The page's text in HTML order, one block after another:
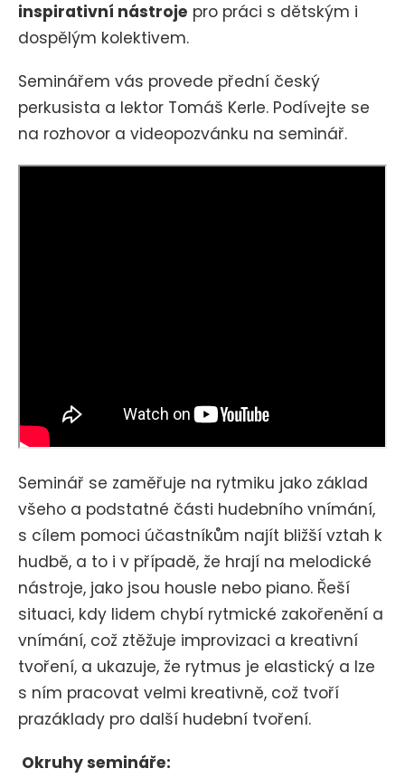
inspirativní nástroje pro práci s dětským i
dospělým kolektivem.
Seminářem vás provede přední český
perkusista a lektor Tomáš Kerle. Podívejte se
na rozhovor a videopozvánku na seminář.
Seminář se zaměřuje na rytmiku jako základ
všeho a podstatné části hudebního vnímání,
s cílem pomoci účastníkům najít bližší vztah k
hudbě, a to i v případě, že hrají na melodické
nástroje, jako jsou housle nebo piano. Řeší
situaci, kdy lidem chybí rytmické zakořenění a
vnímání, což ztěžuje improvizaci a kreativní
tvoření, a ukazuje, že rytmus je elastický a lze
s ním pracovat velmi kreativně, což tvoří
prazáklady pro další hudební tvoření.
Okruhy semináře: